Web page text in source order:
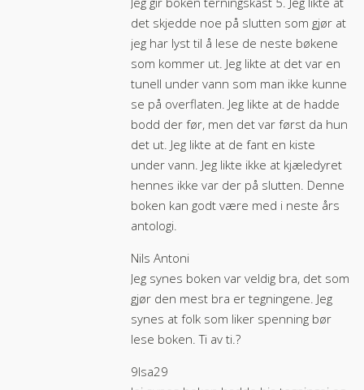
det skjedde noe på slutten som gjør at
jeg har lyst til å lese de neste bøkene
som kommer ut. Jeg likte at det var en
tunell under vann som man ikke kunne
se på overflaten. Jeg likte at de hadde
bodd der før, men det var først da hun
det ut. Jeg likte at de fant en kiste
under vann. Jeg likte ikke at kjæledyret
hennes ikke var der på slutten. Denne
boken kan godt være med i neste års
antologi.
Nils Antoni
Jeg synes boken var veldig bra, det som
gjør den mest bra er tegningene. Jeg
synes at folk som liker spenning bør
lese boken. Ti av ti.?
9lsa29